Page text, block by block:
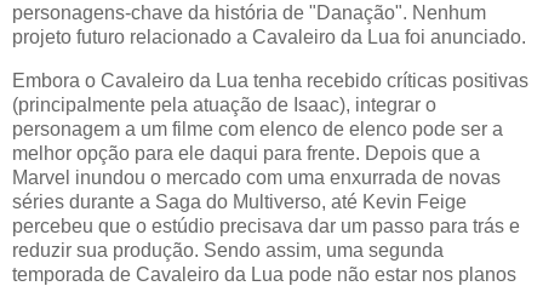
personagens-chave da história de "Danação". Nenhum
projeto futuro relacionado a Cavaleiro da Lua foi anunciado.
Embora o Cavaleiro da Lua tenha recebido críticas positivas
(principalmente pela atuação de Isaac), integrar o
personagem a um filme com elenco de elenco pode ser a
melhor opção para ele daqui para frente. Depois que a
Marvel inundou o mercado com uma enxurrada de novas
séries durante a Saga do Multiverso, até Kevin Feige
percebeu que o estúdio precisava dar um passo para trás e
reduzir sua produção. Sendo assim, uma segunda
temporada de Cavaleiro da Lua pode não estar nos planos